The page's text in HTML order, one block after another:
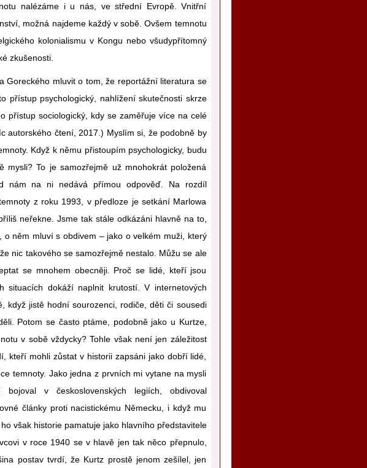
nalézáme i u nás, ve střední Evropě. Vnitřní
možná najdeme každý v sobě. Ovšem temnotu
kolonialismu v Kongu nebo všudypřítomný
zkušenosti.
Goreckého mluvit o tom, že reportážní literatura se
přístup psychologický, nahlížení skutečnosti skrze
přístup sociologický, kdy se zaměřuje více na celé
autorského čtení, 2017.) Myslím si, že podobně by
Když k němu přistoupím psychologicky, budu
To je samozřejmě už mnohokrát položená
nám na ni nedává přímou odpověď. Na rozdíl
z roku 1993, v předloze je setkání Marlowa
neřekne. Jsme tak stále odkázáni hlavně na to,
něm mluví s obdivem – jako o velkém muži, který
nic takového se samozřejmě nestalo. Můžu se ale
se mnohem obecněji. Proč se lidé, kteří jsou
situacích dokáží naplnit krutostí. V internetových
když jistě hodní sourozenci, rodiče, děti či sousedi
Potom se často ptáme, podobně jako u Kurtze,
v sobě vždycky? Tohle však není jen záležitost
kteří mohli zůstat v historii zapsáni jako dobří lidé,
temnoty. Jako jedna z prvních mi vytane na mysli
bojoval v československých legiích, obdivoval
články proti nacistickému Německu, i když mu
však historie pamatuje jako hlavního představitele
v roce 1940 se v hlavě jen tak něco přepnulo,
postav tvrdí, že Kurtz prostě jenom zešílel, jen